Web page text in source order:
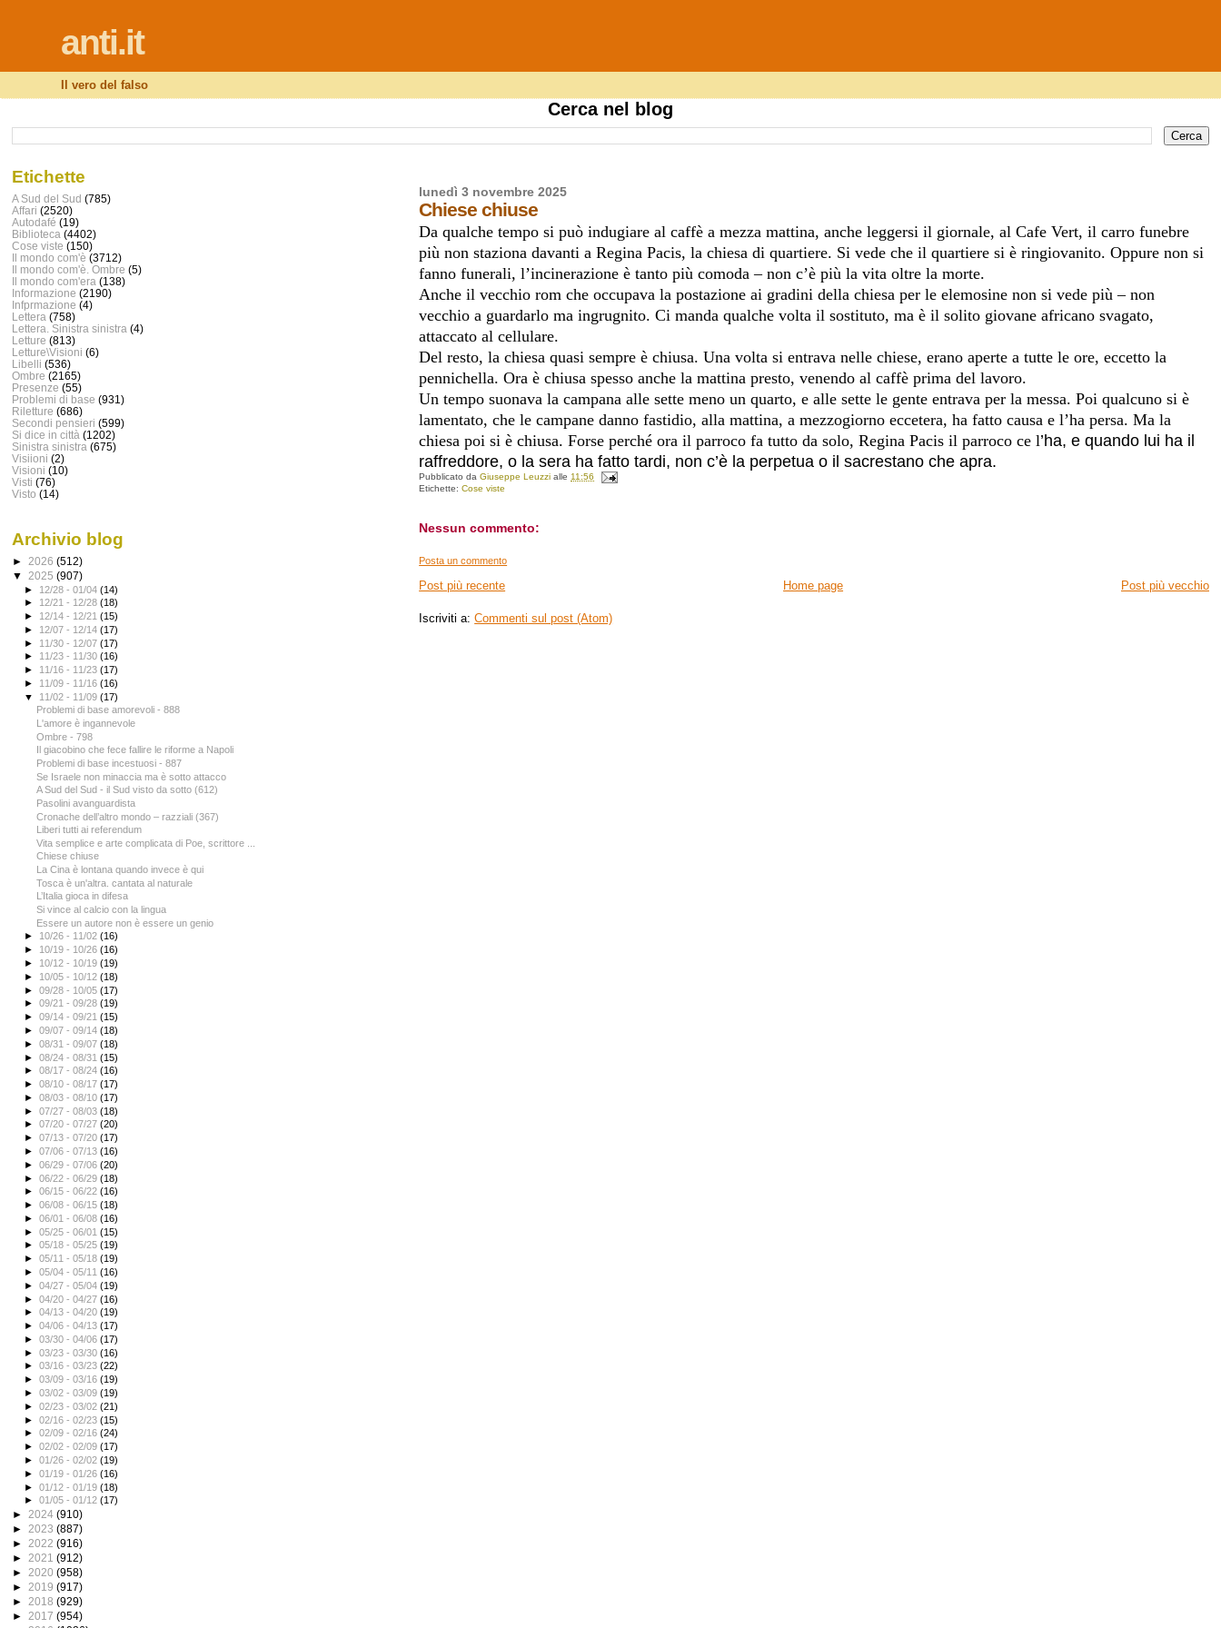
anti.it
Il vero del falso
Cerca nel blog
lunedì 3 novembre 2025
Chiese chiuse
Da qualche tempo si può indugiare al caffè a mezza mattina, anche leggersi il giornale, al Cafe Vert, il carro funebre
più non staziona davanti a Regina Pacis, la chiesa di quartiere. Si vede che il quartiere si è ringiovanito. Oppure non si
fanno funerali, l’incinerazione è tanto più comoda – non c’è più la vita oltre la morte.
Anche il vecchio rom che occupava la postazione ai gradini della chiesa per le elemosine non si vede più – non
vecchio a guardarlo ma ingrugnito. Ci manda qualche volta il sostituto, ma è il solito giovane africano svagato,
attaccato al cellulare.
Del resto, la chiesa quasi sempre è chiusa. Una volta si entrava nelle chiese, erano aperte a tutte le ore, eccetto la
pennichella. Ora è chiusa spesso anche la mattina presto, venendo al caffè prima del lavoro.
Un tempo suonava la campana alle sette meno un quarto, e alle sette le gente entrava per la messa. Poi qualcuno si è
lamentato, che le campane danno fastidio, alla mattina, a mezzogiorno eccetera, ha fatto causa e l’ha persa. Ma la
chiesa poi si è chiusa. Forse perché ora il parroco fa tutto da solo, Regina Pacis il parroco cel’ha, e quando lui ha il
raffreddore, o la sera ha fatto tardi, non c’è la perpetua o il sacrestano che apra.
Pubblicato daGiuseppe Leuzzi alle 11:56
Etichette:Cose viste
Nessun commento:
Posta un commento
Post più recente Post più vecchio
Home page
Iscriviti a:Commenti sul post (Atom)
Etichette
A Sud del Sud (785)
Affari (2520)
Autodafé (19)
Biblioteca (4402)
Cose viste (150)
Il mondo com'è (3712)
Il mondo com'è. Ombre (5)
Il mondo com'era (138)
Informazione (2190)
Infprmazione (4)
Lettera (758)
Lettera. Sinistra sinistra (4)
Letture (813)
Letture\Visioni (6)
Libelli (536)
Ombre (2165)
Presenze (55)
Problemi di base (931)
Riletture (686)
Secondi pensieri (599)
Si dice in città (1202)
Sinistra sinistra (675)
Visiioni (2)
Visioni (10)
Visti (76)
Visto (14)
Archivio blog
► 2026 (512)
▼ 2025 (907)
► 12/28 - 01/04(14)
► 12/21 - 12/28(18)
► 12/14 - 12/21(15)
► 12/07 - 12/14(17)
► 11/30 - 12/07(17)
► 11/23 - 11/30(16)
► 11/16 - 11/23(17)
► 11/09 - 11/16(16)
▼ 11/02 - 11/09(17)
Problemi di base amorevoli - 888
L'amore è ingannevole
Ombre - 798
Il giacobino che fece fallire le riforme a Napoli
Problemi di base incestuosi - 887
Se Israele non minaccia ma è sotto attacco
A Sud del Sud - il Sud visto da sotto (612)
Pasolini avanguardista
Cronache dell’altro mondo – razziali (367)
Liberi tutti ai referendum
Vita semplice e arte complicata di Poe, scrittore ...
Chiese chiuse
La Cina è lontana quando invece è qui
Tosca è un'altra. cantata al naturale
L’Italia gioca in difesa
Si vince al calcio con la lingua
Essere un autore non è essere un genio
► 10/26 - 11/02(16)
► 10/19 - 10/26(16)
► 10/12 - 10/19(19)
► 10/05 - 10/12(18)
►09/28 - 10/05(17)
►09/21 - 09/28(19)
►09/14 - 09/21(15)
►09/07 - 09/14(18)
►08/31 - 09/07(18)
►08/24 - 08/31(15)
►08/17 - 08/24(16)
►08/10 - 08/17(17)
►08/03 - 08/10(17)
►07/27 - 08/03(18)
►07/20 - 07/27(20)
►07/13 - 07/20(17)
►07/06 - 07/13(16)
►06/29 - 07/06(20)
►06/22 - 06/29(18)
►06/15 - 06/22(16)
►06/08 - 06/15(18)
►06/01 - 06/08(16)
►05/25 - 06/01(15)
►05/18 - 05/25(19)
►05/11 - 05/18(19)
►05/04 - 05/11(16)
►04/27 - 05/04(19)
►04/20 - 04/27(16)
►04/13 - 04/20(19)
►04/06 - 04/13(17)
►03/30 - 04/06(17)
►03/23 - 03/30(16)
►03/16 - 03/23(22)
►03/09 - 03/16(19)
►03/02 - 03/09(19)
►02/23 - 03/02(21)
►02/16 - 02/23(15)
►02/09 - 02/16(24)
►02/02 - 02/09(17)
►01/26 - 02/02(19)
►01/19 - 01/26(16)
►01/12 - 01/19(18)
►01/05 - 01/12(17)
► 2024 (910)
► 2023 (887)
► 2022 (916)
► 2021 (912)
► 2020 (958)
► 2019 (917)
► 2018 (929)
► 2017 (954)